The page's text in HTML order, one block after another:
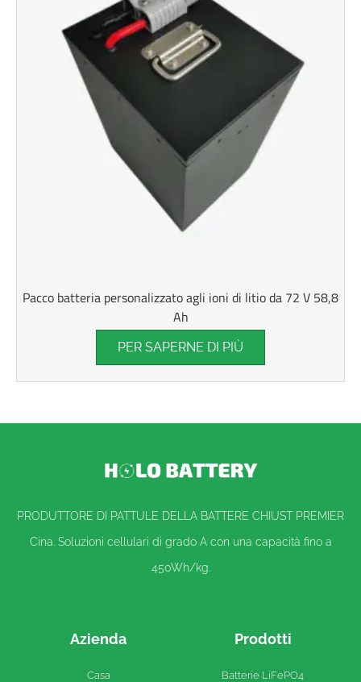
Pacco batteria personalizzato agli ioni di litio da 72 V 58,8
Ah
PER SAPERNE DI PIÙ
PRODUTTORE DI PATTULE DELLA BATTERE CHIUST PREMIER
Cina. Soluzioni cellulari di grado A con una capacità fino a
450Wh/kg.
Azienda
Casa
Prodotti
Batterie LiFePO4